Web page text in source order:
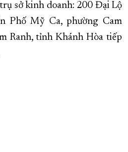
sở kinh doanh: 200 Đại Lộ
Phố Mỹ Ca, phường Cam
Ranh, tỉnh Khánh Hòa tiếp